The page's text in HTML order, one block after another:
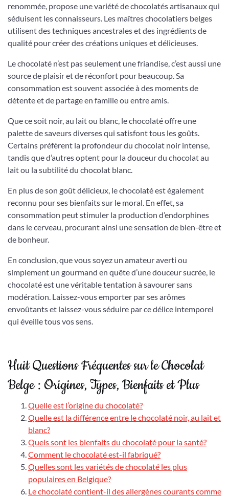
renommée, propose une variété de chocolatés artisanaux qui
séduisent les connaisseurs. Les maîtres chocolatiers belges
utilisent des techniques ancestrales et des ingrédients de
qualité pour créer des créations uniques et délicieuses.
Le chocolaté n’est pas seulement une friandise, c’est aussi une
source de plaisir et de réconfort pour beaucoup. Sa
consommation est souvent associée à des moments de
détente et de partage en famille ou entre amis.
Que ce soit noir, au lait ou blanc, le chocolaté offre une
palette de saveurs diverses qui satisfont tous les goûts.
Certains préfèrent la profondeur du chocolat noir intense,
tandis que d’autres optent pour la douceur du chocolat au
lait ou la subtilité du chocolat blanc.
En plus de son goût délicieux, le chocolaté est également
reconnu pour ses bienfaits sur le moral. En effet, sa
consommation peut stimuler la production d’endorphines
dans le cerveau, procurant ainsi une sensation de bien-être et
de bonheur.
En conclusion, que vous soyez un amateur averti ou
simplement un gourmand en quête d’une douceur sucrée, le
chocolaté est une véritable tentation à savourer sans
modération. Laissez-vous emporter par ses arômes
envoûtants et laissez-vous séduire par ce délice intemporel
qui éveille tous vos sens.
Huit Questions Fréquentes sur le Chocolat
Belge : Origines, Types, Bienfaits et Plus
Quelle est l’origine du chocolaté?
Quelle est la différence entre le chocolaté noir, au lait et
blanc?
Quels sont les bienfaits du chocolaté pour la santé?
Comment le chocolaté est-il fabriqué?
Quelles sont les variétés de chocolaté les plus
populaires en Belgique?
Le chocolaté contient-il des allergènes courants comme